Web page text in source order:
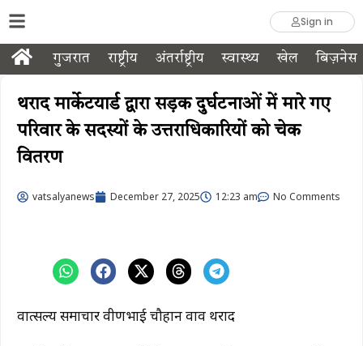
Sign in
गुजरात राष्ट्रीय अंतर्राष्ट्रीय स्वास्थ्य खेल बिज़नेस
थराद मार्केटयार्ड द्वारा सड़क दुर्घटनाओं में मारे गए
परिवार के सदस्यों के उत्तराधिकारियों को चेक
वितरण
vatsalyanews December 27, 2025 12:23 am No Comments
वात्सल्य समाचार प्रवीणभाई चौहान वाव थराद